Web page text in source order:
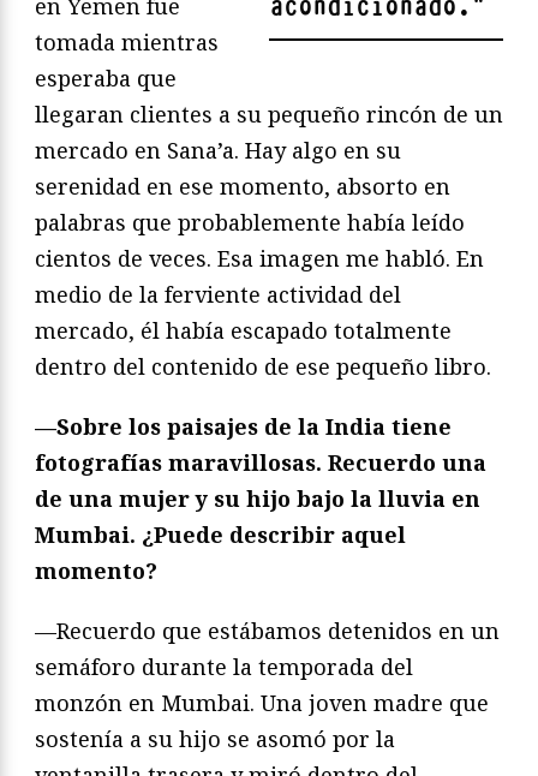
en Yemen fue
tomada mientras
esperaba que
llegaran clientes a su pequeño rincón de un
mercado en Sana’a. Hay algo en su
serenidad en ese momento, absorto en
palabras que probablemente había leído
cientos de veces. Esa imagen me habló. En
medio de la ferviente actividad del
mercado, él había escapado totalmente
dentro del contenido de ese pequeño libro.
—Sobre los paisajes de la India tiene
fotografías maravillosas. Recuerdo una
de una mujer y su hijo bajo la lluvia en
Mumbai. ¿Puede describir aquel
momento?
—Recuerdo que estábamos detenidos en un
semáforo durante la temporada del
monzón en Mumbai. Una joven madre que
sostenía a su hijo se asomó por la